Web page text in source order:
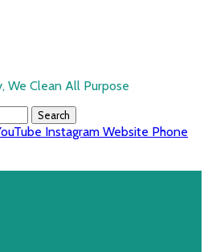
We Clean All Purpose
Instagram Website Phone